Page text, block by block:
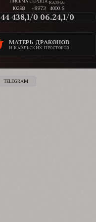
10298 +8973
КАЗНА:
4000 $
44 438,1/0 06.24,1/0
МАТЕРЬ ДРАКОНОВ
И КАЭЛЬСКИХ ПРОСТОРОВ
TELEGRAM